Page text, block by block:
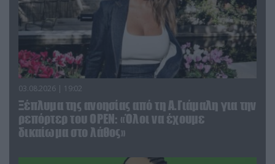
03.08.2026 | 19:02
Ξέπλυμα της ανοησίας από τη Α.Γιάμαλη για την
ρεπόρτερ του ΟΡΕΝ: «Όλοι να έχουμε
δικαίωμα στο λάθος»